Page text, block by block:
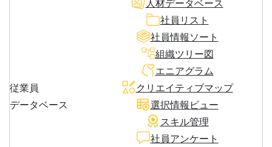
従業員
データベース
社員リスト
社員情報ソート
組織ツリー図
エニアグラム
クリエイティブマップ
選択情報ビュー
スキル管理
社員アンケート